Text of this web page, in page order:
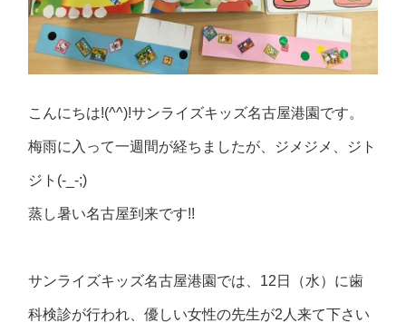
こんにちは!(^^)!サンライズキッズ名古屋港園です。
梅雨に入って一週間が経ちましたが、ジメジメ、ジト
ジト(-_-;)
蒸し暑い名古屋到来です!!
サンライズキッズ名古屋港園では、12日（水）に歯
科検診が行われ、優しい女性の先生が2人来て下さい